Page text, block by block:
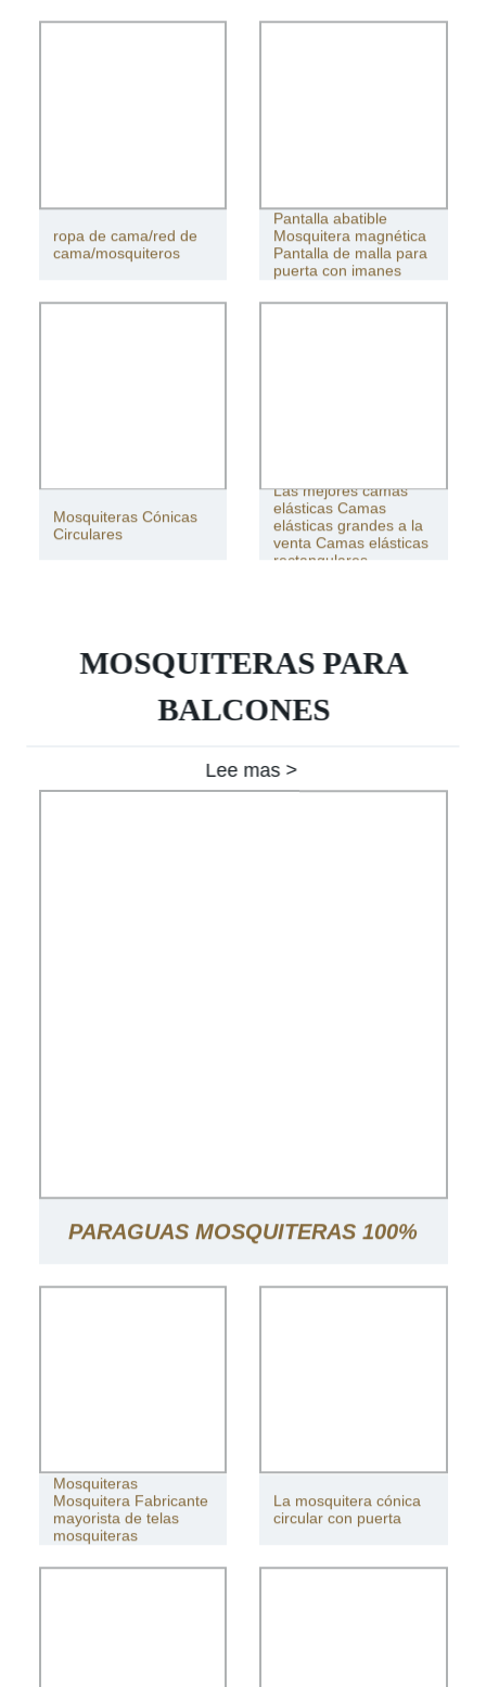
ropa de cama/red de
cama/mosquiteros
Pantalla abatible
Mosquitera magnética
Pantalla de malla para
puerta con imanes
Mosquiteras Cónicas
Circulares
Las mejores camas
elásticas Camas
elásticas grandes a la
venta Camas elásticas
rectangulares
MOSQUITERAS PARA
BALCONES
Lee mas >
PARAGUAS MOSQUITERAS 100%
Mosquiteras
Mosquitera Fabricante
mayorista de telas
mosquiteras
La mosquitera cónica
circular con puerta